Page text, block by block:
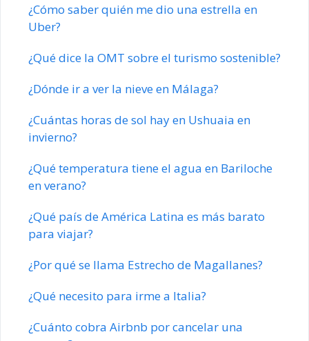
¿Cómo saber quién me dio una estrella en
Uber?
¿Qué dice la OMT sobre el turismo sostenible?
¿Dónde ir a ver la nieve en Málaga?
¿Cuántas horas de sol hay en Ushuaia en
invierno?
¿Qué temperatura tiene el agua en Bariloche
en verano?
¿Qué país de América Latina es más barato
para viajar?
¿Por qué se llama Estrecho de Magallanes?
¿Qué necesito para irme a Italia?
¿Cuánto cobra Airbnb por cancelar una